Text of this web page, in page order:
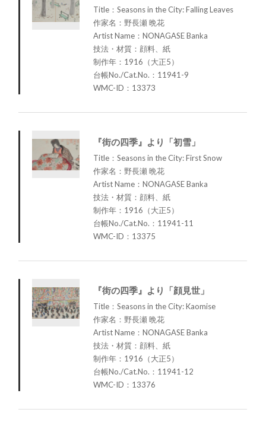
Title：Seasons in the City: Falling Leaves
作家名：野長瀬 晩花
Artist Name：NONAGASE Banka
技法・材質：顔料、紙
制作年：1916（大正5）
台帳No./Cat.No.：11941-9
WMC-ID：13373
『街の四季』より「初雪」
Title：Seasons in the City: First Snow
作家名：野長瀬 晩花
Artist Name：NONAGASE Banka
技法・材質：顔料、紙
制作年：1916（大正5）
台帳No./Cat.No.：11941-11
WMC-ID：13375
『街の四季』より「顔見世」
Title：Seasons in the City: Kaomise
作家名：野長瀬 晩花
Artist Name：NONAGASE Banka
技法・材質：顔料、紙
制作年：1916（大正5）
台帳No./Cat.No.：11941-12
WMC-ID：13376